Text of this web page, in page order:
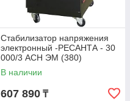
Стабилизатор напряжения
электронный -РЕСАНТА - 30
000/3 АСН ЭМ (380)
В наличии
607 890 ₸